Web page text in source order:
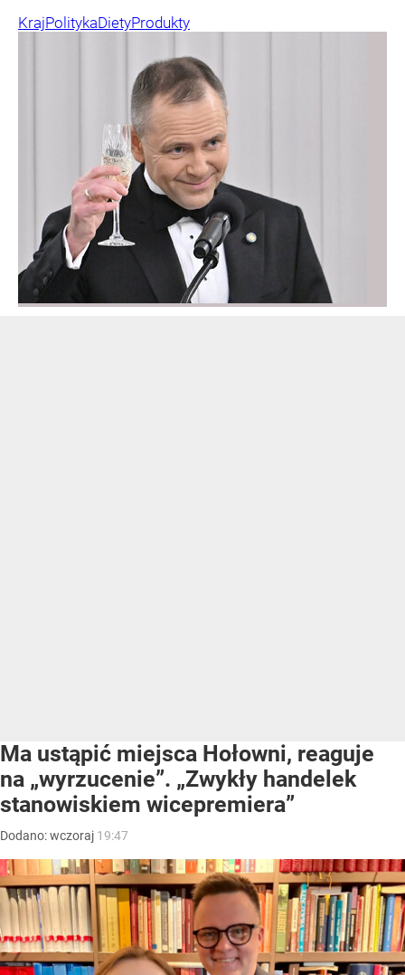
KrajPolitykaDietyProdukty
Ma ustąpić miejsca Hołowni, reaguje
na „wyrzucenie”. „Zwykły handelek
stanowiskiem wicepremiera”
Dodano:wczoraj 19:47